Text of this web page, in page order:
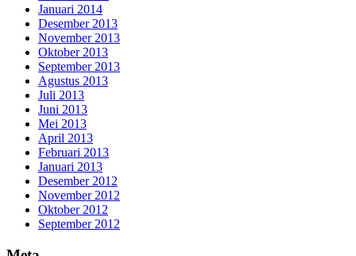
Januari 2014
Desember 2013
November 2013
Oktober 2013
September 2013
Agustus 2013
Juli 2013
Juni 2013
Mei 2013
April 2013
Februari 2013
Januari 2013
Desember 2012
November 2012
Oktober 2012
September 2012